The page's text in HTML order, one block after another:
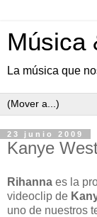
Música
La música que
23 junio 2009
Kanye
Rihanna es la
videoclip de
uno de nuestros